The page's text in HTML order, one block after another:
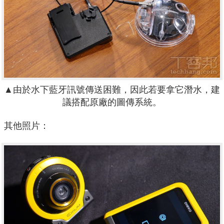
▲由於水下藍牙訊號傳送困難，因此若要拿它潛水，建
議搭配原廠的圖傳系統。
其他照片：